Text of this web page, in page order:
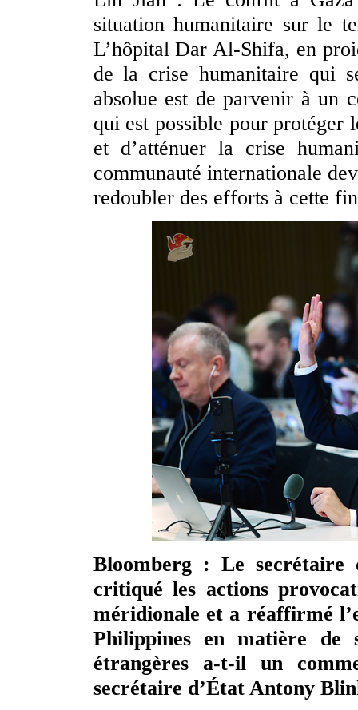
situation humanitaire sur le
L’hôpital Dar Al-Shifa, en
de la crise humanitaire qui
absolue est de parvenir à un
qui est possible pour protéger
et d’atténuer la crise
communauté internationale
redoubler des efforts à cette
Bloomberg : Le secrétaire
critiqué les actions
méridionale et a réaffirmé
Philippines en matière de
étrangères a-t-il un
secrétaire d’État Antony